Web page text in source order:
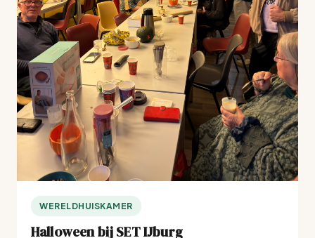
WERELDHUISKAMER
Halloween bij SET IJburg